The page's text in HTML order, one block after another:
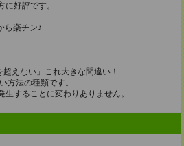
好評です。
ら楽チン♪
えない」これ大きな間違い！
方法の種類です。
することに変わりありません。